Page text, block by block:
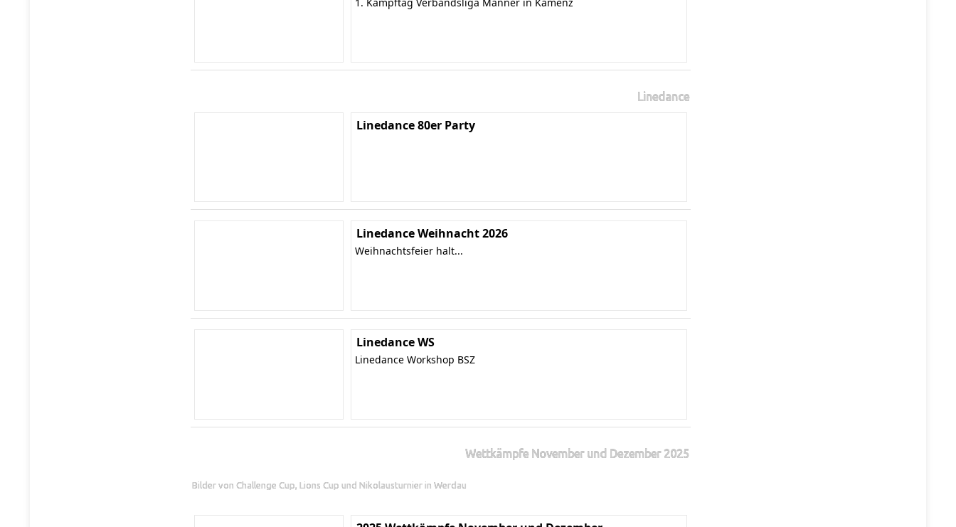
1. Kampftag Verbandsliga Männer in Kamenz
Linedance
Linedance 80er Party
Linedance Weihnacht 2026
Weihnachtsfeier halt...
Linedance WS
Linedance Workshop BSZ
Wettkämpfe November und Dezember 2025
Bilder von Challenge Cup, Lions Cup und Nikolausturnier in Werdau